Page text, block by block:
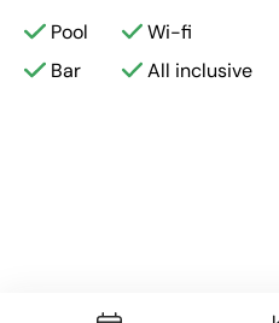
Pool
Wi-fi
Bar
All inclusive